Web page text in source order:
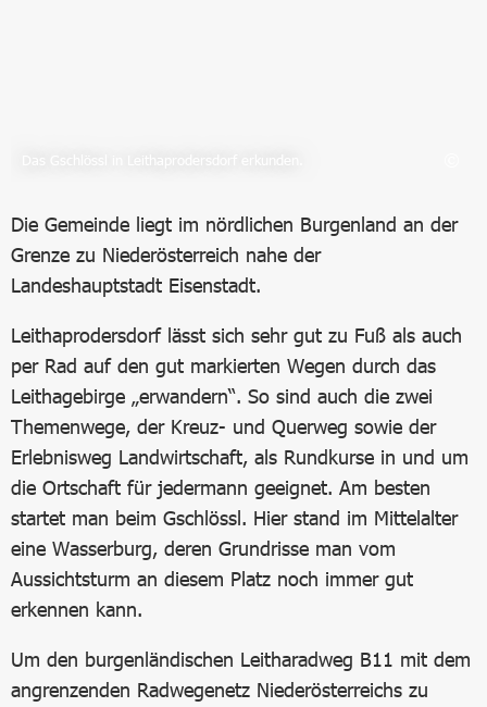
Die Gemeinde liegt im nördlichen Burgenland an der
Grenze zu Niederösterreich nahe der
Landeshauptstadt Eisenstadt.
Leithaprodersdorf lässt sich sehr gut zu Fuß als auch
per Rad auf den gut markierten Wegen durch das
Leithagebirge „erwandern“. So sind auch die zwei
Themenwege, der Kreuz- und Querweg sowie der
Erlebnisweg Landwirtschaft, als Rundkurse in und um
die Ortschaft für jedermann geeignet. Am besten
startet man beim Gschlössl. Hier stand im Mittelalter
eine Wasserburg, deren Grundrisse man vom
Aussichtsturm an diesem Platz noch immer gut
erkennen kann.
Um den burgenländischen Leitharadweg B11 mit dem
angrenzenden Radwegenetz Niederösterreichs zu